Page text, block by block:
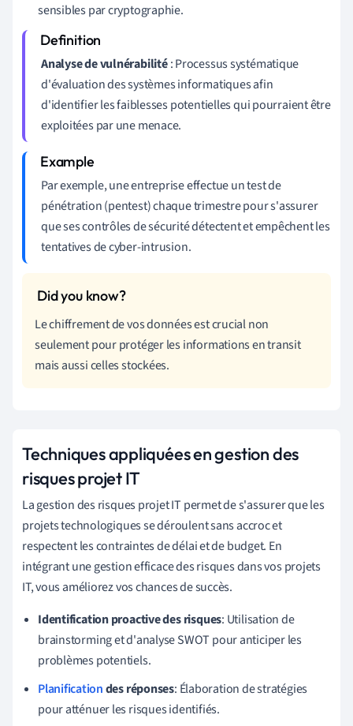
sensibles par cryptographie.
Analyse de vulnérabilité: Processus systématique
d'évaluation des systèmes informatiques afin
d'identifier les faiblesses potentielles qui pourraient être
exploitées par une menace.
Par exemple, une entreprise effectue un test de
pénétration (pentest) chaque trimestre pour s'assurer
que ses contrôles de sécurité détectent et empêchent les
tentatives de cyber-intrusion.
Le chiffrement de vos données est crucial non
seulement pour protéger les informations en transit
mais aussi celles stockées.
Techniques appliquées en gestion des
risques projet IT
La gestion des risques projet IT permet de s'assurer que les
projets technologiques se déroulent sans accroc et
respectent les contraintes de délai et de budget. En
intégrant une gestion efficace des risques dans vos projets
IT, vous améliorez vos chances de succès.
Identification proactive des risques: Utilisation de
brainstorming et d'analyse SWOT pour anticiper les
problèmes potentiels.
Planificationdes réponses: Élaboration de stratégies
pour atténuer les risques identifiés.